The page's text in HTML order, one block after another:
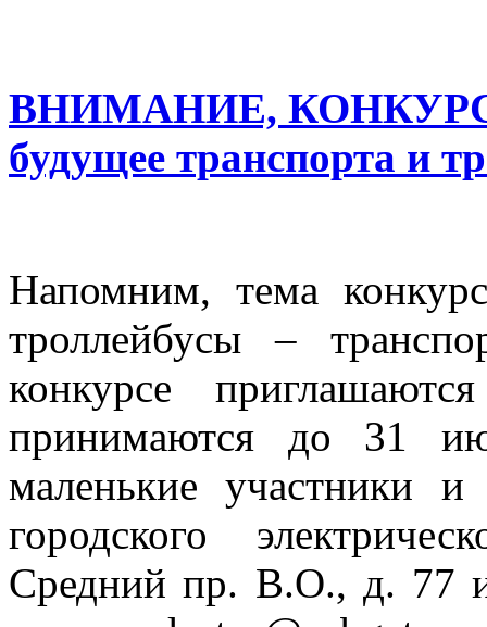
ВНИМАНИЕ, КОНКУРС!
будущее транспорта и
Напомним, тема
троллейбусы –
конкурсе
принимаются до 31
маленькие участники
городского
Средний пр. В.О., д. 77